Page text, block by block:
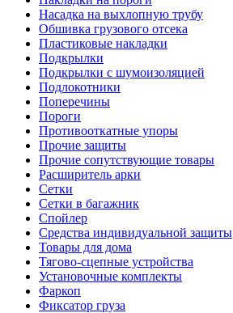
Насадка на выхлопную трубу
Обшивка грузового отсека
Пластиковые накладки
Подкрылки
Подкрылки с шумоизоляцией
Подлокотники
Поперечины
Пороги
Противооткатные упоры
Прочие защиты
Прочие сопутствующие товары
Расширитель арки
Сетки
Сетки в багажник
Спойлер
Средства индивидуальной защиты
Товары для дома
Тягово-сцепные устройства
Установочные комплекты
Фаркоп
Фиксатор груза